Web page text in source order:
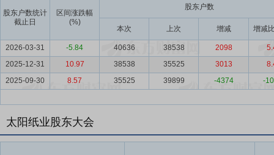
股东户数统计
截止日
区间涨跌幅
(%)
股东户数
本次 上次 增减 增减
2026-03-31 -5.84 40636 38538 2098
2025-12-31
10.97 38538 35525 3013
2025-09-30
8.57 35525 39899 -4374 -
太阳纸业股东大会